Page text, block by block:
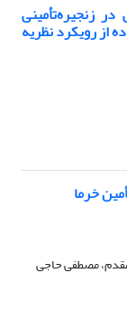
زنجیره‌تأمینی
از رویکرد نظریه
خرما
مصطفی حاجی